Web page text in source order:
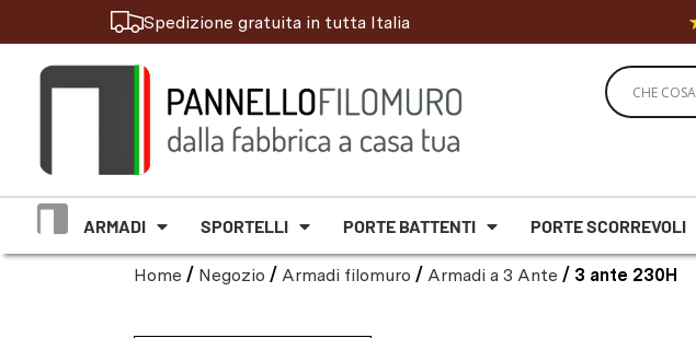
Spedizione gratuita in tutta Italia
ARMADI SPORTELLI PORTE BATTENTI PORTE SCORREVOLI
Home / Negozio / Armadi filomuro / Armadi a 3 Ante / 3 ante 230H